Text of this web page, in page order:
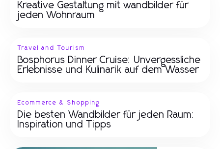
Kreative Gestaltung mit wandbilder für
jeden Wohnraum
Travel and Tourism
Bosphorus Dinner Cruise: Unvergessliche
Erlebnisse und Kulinarik auf dem Wasser
Ecommerce & Shopping
Die besten Wandbilder für jeden Raum:
Inspiration und Tipps